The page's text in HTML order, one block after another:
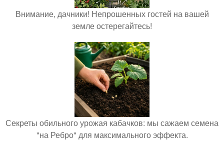
Внимание, дачники! Непрошенных гостей на вашей
земле остерегайтесь!
Секреты обильного урожая кабачков: мы сажаем семена
"на Ребро" для максимального эффекта.